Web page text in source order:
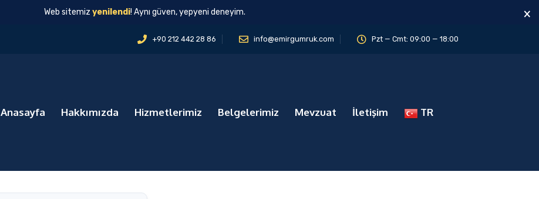
Web sitemiz yenilendi! Aynı güven, yepyeni deneyim. ×
+90 212 442 28 86 info@emirgumruk.com Pzt — Cmt: 09:00 — 18:00
Anasayfa Hakkımızda Hizmetlerimiz Belgelerimiz Mevzuat İletişim TR